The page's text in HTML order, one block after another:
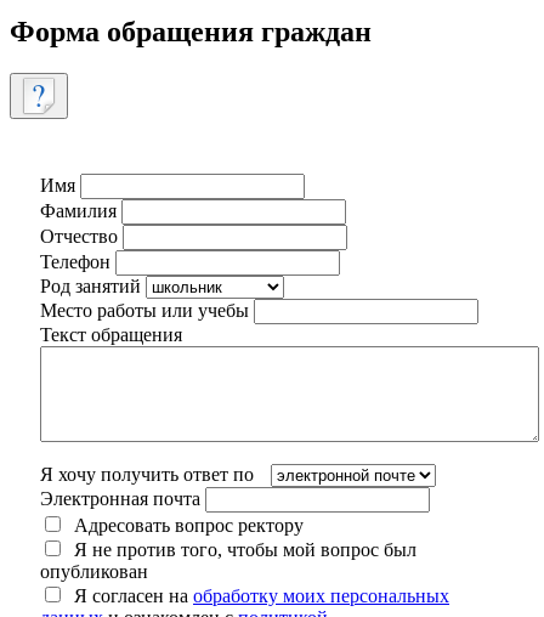
Форма обращения граждан
Имя
Фамилия
Отчество
Телефон
Род занятий
Место работы или учебы
Текст обращения
Я хочу получить ответ по
Электронная почта
Адресовать вопрос ректору
Я не против того, чтобы мой вопрос был
опубликован
Я согласен на обработку моих персональных